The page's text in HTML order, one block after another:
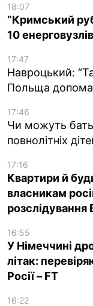
18:07
”Кримський
10
17:47
Навроцький:
Польща
17:46
Чи можуть
повнолітніх
17:16
Квартири й
власникам
розслідування
16:55
У Німеччині
літак:
Росії – FT
16:22